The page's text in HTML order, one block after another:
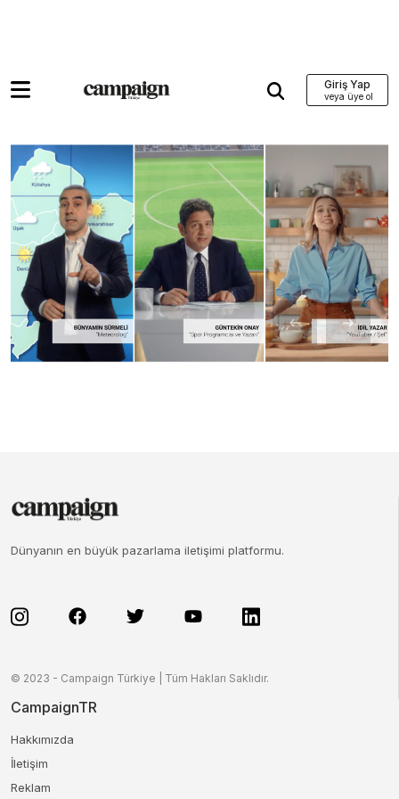
Giriş Yap
Dünyanın en büyük pazarlama iletişimi platformu.
© 2023 - Campaign Türkiye | Tüm Hakları Saklıdır.
CampaignTR
Hakkımızda
İletişim
Reklam